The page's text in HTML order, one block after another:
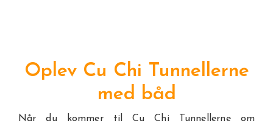
Oplev Cu Chi Tunnellerne
med båd
Når du kommer til Cu Chi Tunnellerne om